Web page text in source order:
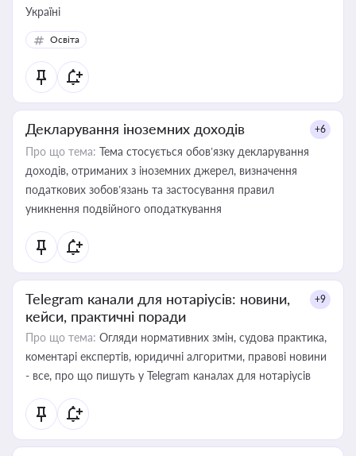
Україні
Освіта
Декларування іноземних доходів +6
Про що тема: Тема стосується обов’язку декларування
доходів, отриманих з іноземних джерел, визначення
податкових зобов’язань та застосування правил
уникнення подвійного оподаткування
Telegram канали для нотаріусів: новини,
кейси, практичні поради
+9
Про що тема: Огляди нормативних змін, судова практика,
коментарі експертів, юридичні алгоритми, правові новини
- все, про що пишуть у Telegram каналах для нотаріусів